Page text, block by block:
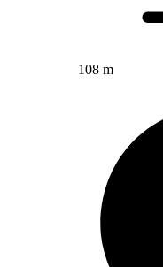
108 m